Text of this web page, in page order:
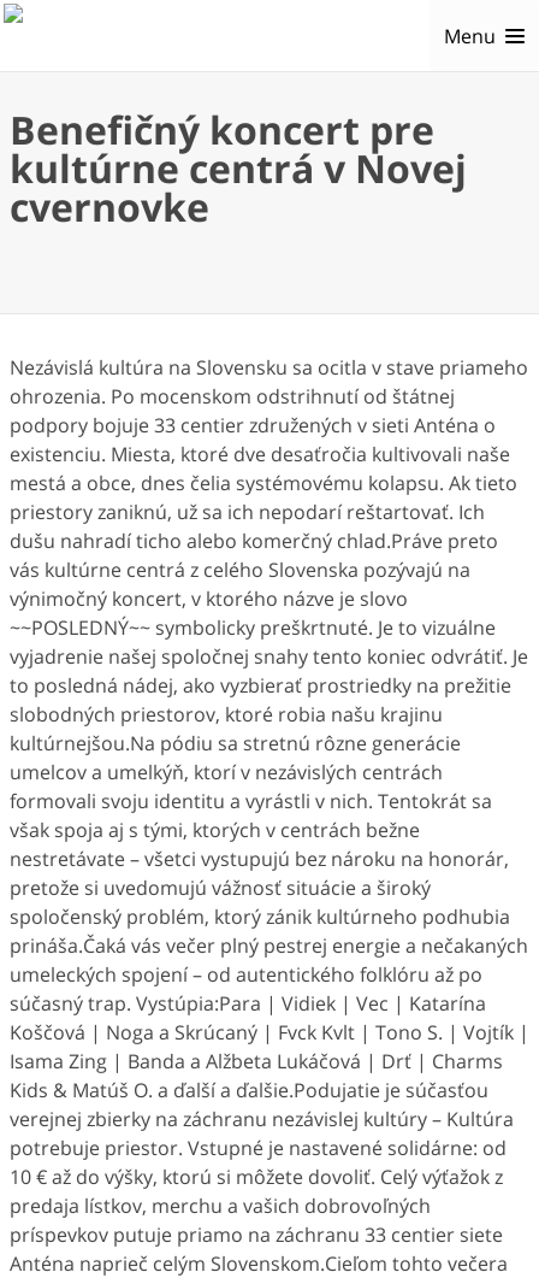
Menu
Benefičný koncert pre
kultúrne centrá v Novej
cvernovke
Nezávislá kultúra na Slovensku sa ocitla v stave priameho
ohrozenia. Po mocenskom odstrihnutí od štátnej
podpory bojuje 33 centier združených v sieti Anténa o
existenciu. Miesta, ktoré dve desaťročia kultivovali naše
mestá a obce, dnes čelia systémovému kolapsu. Ak tieto
priestory zaniknú, už sa ich nepodarí reštartovať. Ich
dušu nahradí ticho alebo komerčný chlad.Práve preto
vás kultúrne centrá z celého Slovenska pozývajú na
výnimočný koncert, v ktorého názve je slovo
~~POSLEDNÝ~~ symbolicky preškrtnuté. Je to vizuálne
vyjadrenie našej spoločnej snahy tento koniec odvrátiť. Je
to posledná nádej, ako vyzbierať prostriedky na prežitie
slobodných priestorov, ktoré robia našu krajinu
kultúrnejšou.Na pódiu sa stretnú rôzne generácie
umelcov a umelkýň, ktorí v nezávislých centrách
formovali svoju identitu a vyrástli v nich. Tentokrát sa
však spoja aj s tými, ktorých v centrách bežne
nestretávate – všetci vystupujú bez nároku na honorár,
pretože si uvedomujú vážnosť situácie a široký
spoločenský problém, ktorý zánik kultúrneho podhubia
prináša.Čaká vás večer plný pestrej energie a nečakaných
umeleckých spojení – od autentického folklóru až po
súčasný trap. Vystúpia:Para | Vidiek | Vec | Katarína
Koščová | Noga a Skrúcaný | Fvck Kvlt | Tono S. | Vojtík |
Isama Zing | Banda a Alžbeta Lukáčová | Drť | Charms
Kids & Matúš O. a ďalší a ďalšie.Podujatie je súčasťou
verejnej zbierky na záchranu nezávislej kultúry – Kultúra
potrebuje priestor. Vstupné je nastavené solidárne: od
10 € až do výšky, ktorú si môžete dovoliť. Celý výťažok z
predaja lístkov, merchu a vašich dobrovoľných
príspevkov putuje priamo na záchranu 33 centier siete
Anténa naprieč celým Slovenskom.Cieľom tohto večera